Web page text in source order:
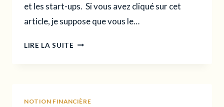
et les start-ups. Si vous avez cliqué sur cet
article, je suppose que vous le…
LIRE LA SUITE TABLEAU
(CFS)
NOTION FINANCIÈRE